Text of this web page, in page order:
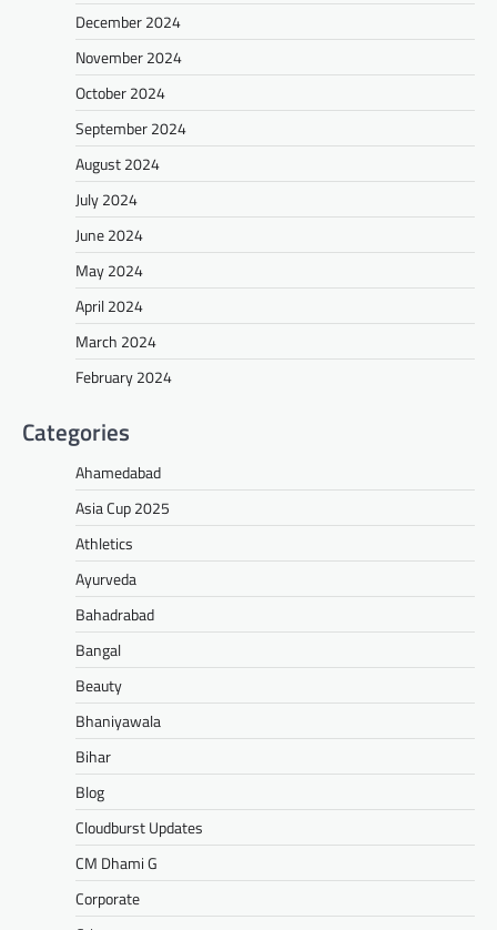
December 2024
November 2024
October 2024
September 2024
August 2024
July 2024
June 2024
May 2024
April 2024
March 2024
February 2024
Categories
Ahamedabad
Asia Cup 2025
Athletics
Ayurveda
Bahadrabad
Bangal
Beauty
Bhaniyawala
Bihar
Blog
Cloudburst Updates
CM Dhami G
Corporate